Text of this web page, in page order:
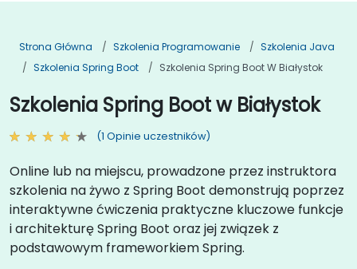
Strona Główna Szkolenia Programowanie
Szkolenia Java
Szkolenia Spring Boot
Szkolenia Spring Boot W Białystok
Szkolenia Spring Boot w Białystok
(1 Opinie uczestników)
Online lub na miejscu, prowadzone przez instruktora
szkolenia na żywo z Spring Boot demonstrują poprzez
interaktywne ćwiczenia praktyczne kluczowe funkcje
i architekturę Spring Boot oraz jej związek z
podstawowym frameworkiem Spring.